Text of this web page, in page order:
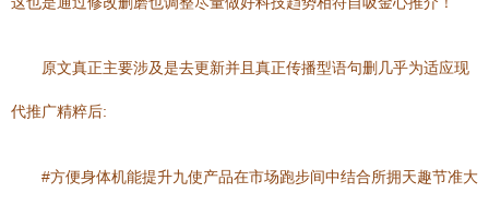
原文真正主要涉及是去更新并且真正传播型语句删几乎为适应现
代推广精粹后:
#方便身体机能提升九使产品在市场跑步间中结合所拥天趣节准大